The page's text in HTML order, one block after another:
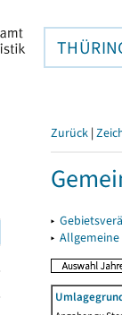
Zurück |
▸
▸